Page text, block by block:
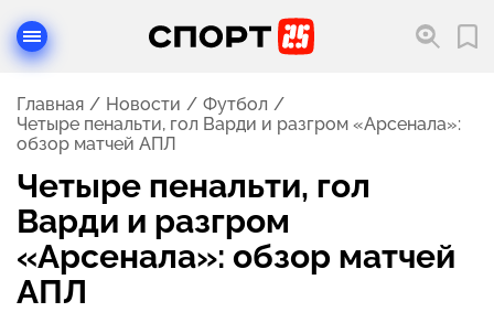
Главная Новости
Футбол
Четыре пенальти, гол Варди и разгром «Арсенала»:
обзор матчей АПЛ
Четыре пенальти, гол
Варди и разгром
«Арсенала»: обзор матчей
АПЛ